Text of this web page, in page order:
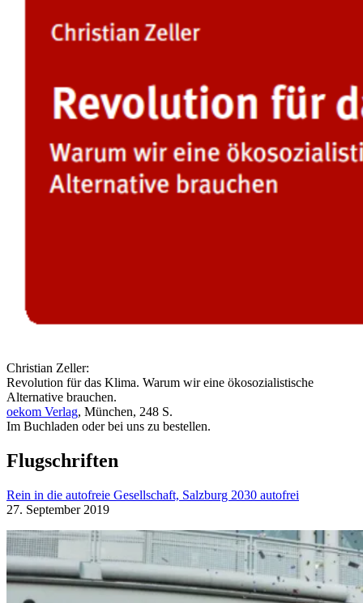
Christian Zeller:
Revolution für das Klima. Warum wir eine ökosozialistische
Alternative brauchen.
oekom Verlag, München, 248 S.
Im Buchladen oder bei uns zu bestellen.
Flugschriften
Rein in die autofreie Gesellschaft, Salzburg 2030 autofrei
27. September 2019